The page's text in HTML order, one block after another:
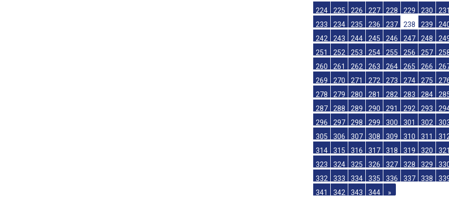
206
207 208 209 210 211 212 213
215
216 217 218 219 220 221
224
225 226 227 228 229 230
233
234 235 236 237 238 239
242
243 244 245 246 247 248
251
252 253 254 255 256 257
260
261 262 263 264 265 266
269
270 271 272 273 274 275
278
279 280 281 282 283 284
287
288 289 290 291 292 293
296
297 298 299 300 301 302 303
305
306 307 308 309 310 311
314
315 316 317 318 319 320
323
324 325 326 327